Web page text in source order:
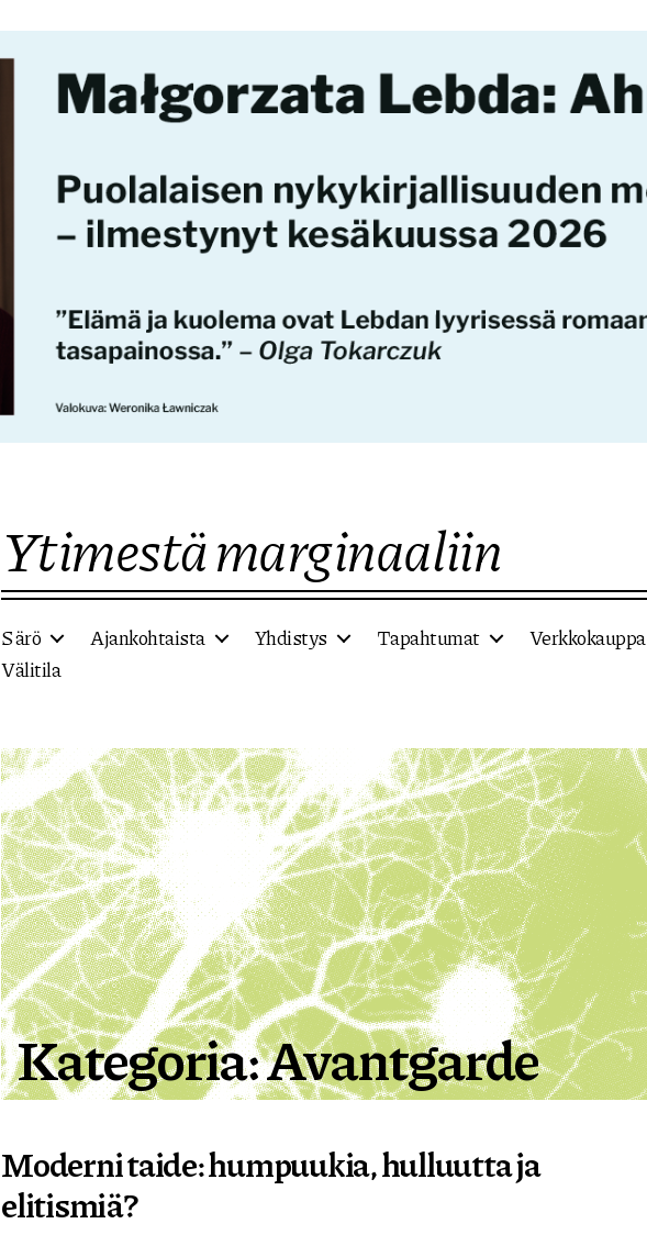
Ytimestä marginaaliin
Särö Ajankohtaista Yhdistys Tapahtumat Verkkokauppa
Välitila
Kategoria:Avantgarde
Moderni taide: humpuukia, hulluutta ja
elitismiä?